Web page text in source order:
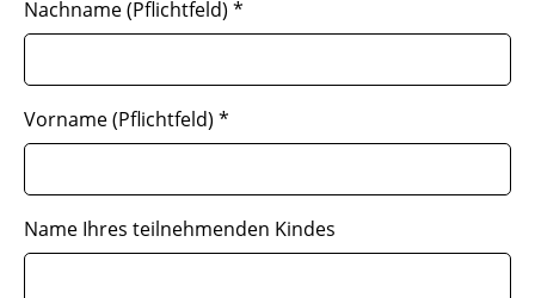
Nachname (Pflichtfeld) *
Vorname (Pflichtfeld) *
Name Ihres teilnehmenden Kindes